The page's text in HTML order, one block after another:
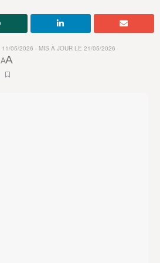
11/05/2026 - MIS À JOUR LE 21/05/2026
AA